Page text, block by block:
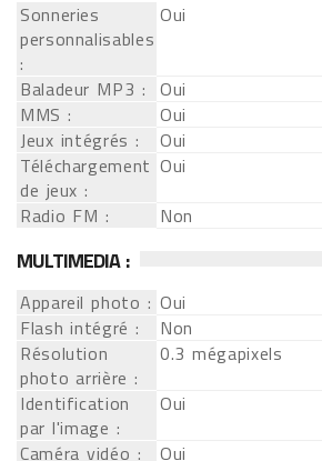
Sonneries
personnalisables
:
Oui
Baladeur MP3 : Oui
MMS :
Oui
Jeux intégrés :
Oui
Téléchargement
de jeux :
Oui
Radio FM :
Non
MULTIMEDIA :
Appareil photo : Oui
Flash intégré :
Non
Résolution
photo arrière :
0.3 mégapixels
Identification
par l'image :
Oui
Caméra vidéo :
Oui